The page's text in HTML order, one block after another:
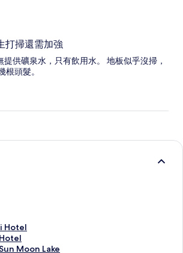
打掃還需加強
供礦泉水，只有飲用水。 地板似乎沒掃，
根頭髮。
Hotel
Moon Lake